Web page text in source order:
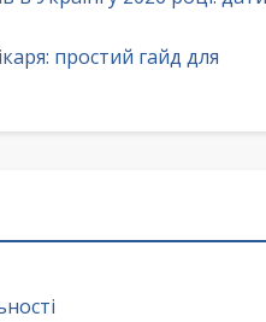
простий гайд для